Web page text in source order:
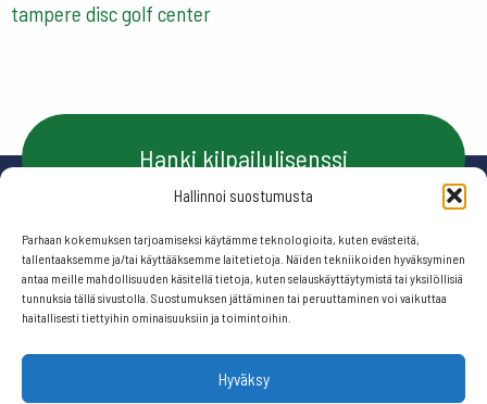
Hallinnoi suostumusta
Parhaan kokemuksen tarjoamiseksi käytämme teknologioita, kuten evästeitä,
tallentaaksemme ja/tai käyttääksemme laitetietoja. Näiden tekniikoiden hyväksyminen
antaa meille mahdollisuuden käsitellä tietoja, kuten selauskäyttäytymistä tai yksilöllisiä
tunnuksia tällä sivustolla. Suostumuksen jättäminen tai peruuttaminen voi vaikuttaa
haitallisesti tiettyihin ominaisuuksiin ja toimintoihin.
Hyväksy
tampere disc golf center
Hanki kilpailulisenssi
Ota yhteyttä
Seuraa meitä: